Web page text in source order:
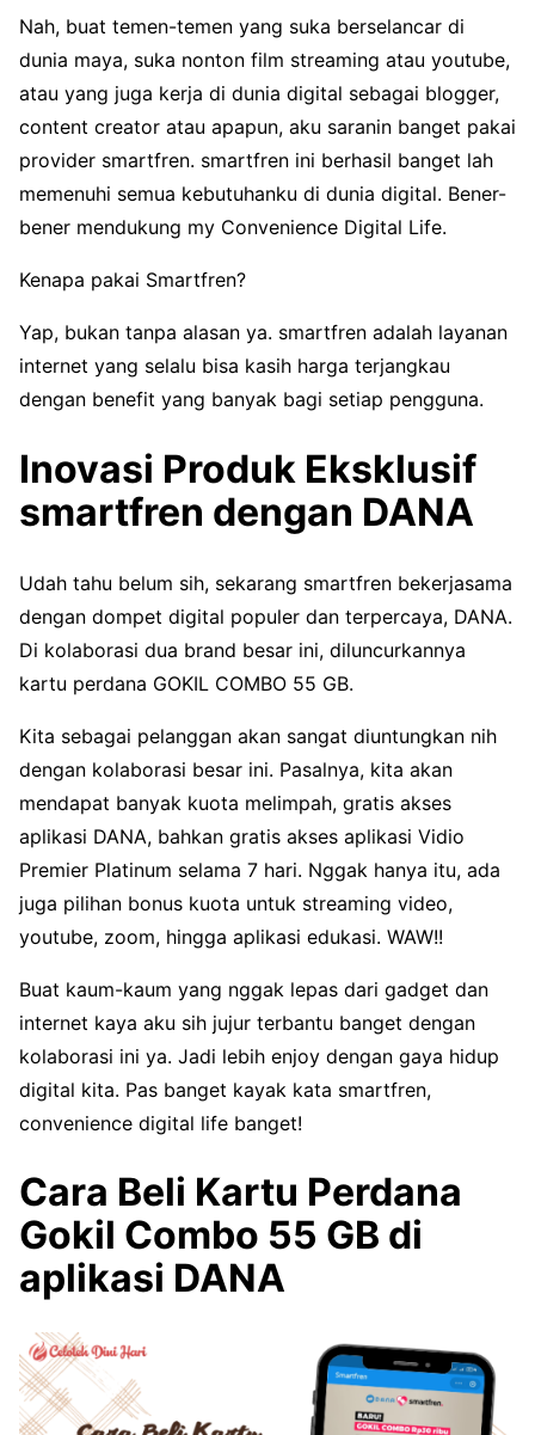
Nah, buat temen-temen yang suka berselancar di
dunia maya, suka nonton film streaming atau youtube,
atau yang juga kerja di dunia digital sebagai blogger,
content creator atau apapun, aku saranin banget pakai
provider smartfren. smartfren ini berhasil banget lah
memenuhi semua kebutuhanku di dunia digital. Bener-
bener mendukung my Convenience Digital Life.
Kenapa pakai Smartfren?
Yap, bukan tanpa alasan ya. smartfren adalah layanan
internet yang selalu bisa kasih harga terjangkau
dengan benefit yang banyak bagi setiap pengguna.
Inovasi Produk Eksklusif
smartfren dengan DANA
Udah tahu belum sih, sekarang smartfren bekerjasama
dengan dompet digital populer dan terpercaya, DANA.
Di kolaborasi dua brand besar ini, diluncurkannya
kartu perdana GOKIL COMBO 55 GB.
Kita sebagai pelanggan akan sangat diuntungkan nih
dengan kolaborasi besar ini. Pasalnya, kita akan
mendapat banyak kuota melimpah, gratis akses
aplikasi DANA, bahkan gratis akses aplikasi Vidio
Premier Platinum selama 7 hari. Nggak hanya itu, ada
juga pilihan bonus kuota untuk streaming video,
youtube, zoom, hingga aplikasi edukasi. WAW!!
Buat kaum-kaum yang nggak lepas dari gadget dan
internet kaya aku sih jujur terbantu banget dengan
kolaborasi ini ya. Jadi lebih enjoy dengan gaya hidup
digital kita. Pas banget kayak kata smartfren,
convenience digital life banget!
Cara Beli Kartu Perdana
Gokil Combo 55 GB di
aplikasi DANA